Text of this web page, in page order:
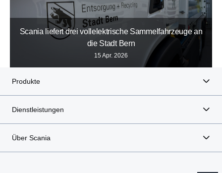
Scania liefert drei vollelektrische Sammelfahrzeuge an
die Stadt Bern
15 Apr. 2026
Produkte
Dienstleistungen
Über Scania